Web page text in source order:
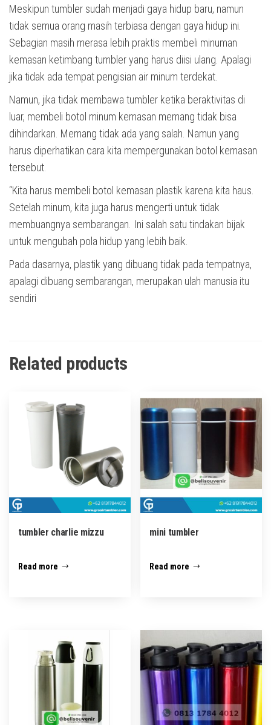
Meskipun tumbler sudah menjadi gaya hidup baru, namun
tidak semua orang masih terbiasa dengan gaya hidup ini.
Sebagian masih merasa lebih praktis membeli minuman
kemasan ketimbang tumbler yang harus diisi ulang. Apalagi
jika tidak ada tempat pengisian air minum terdekat.
Namun, jika tidak membawa tumbler ketika beraktivitas di
luar, membeli botol minum kemasan memang tidak bisa
dihindarkan. Memang tidak ada yang salah. Namun yang
harus diperhatikan cara kita mempergunakan botol kemasan
tersebut.
“Kita harus membeli botol kemasan plastik karena kita haus.
Setelah minum, kita juga harus mengerti untuk tidak
membuangnya sembarangan. Ini salah satu tindakan bijak
untuk mengubah pola hidup yang lebih baik.
Pada dasarnya, plastik yang dibuang tidak pada tempatnya,
apalagi dibuang sembarangan, merupakan ulah manusia itu
sendiri
Related products
tumbler charlie mizzu
Read more
mini tumbler
Read more